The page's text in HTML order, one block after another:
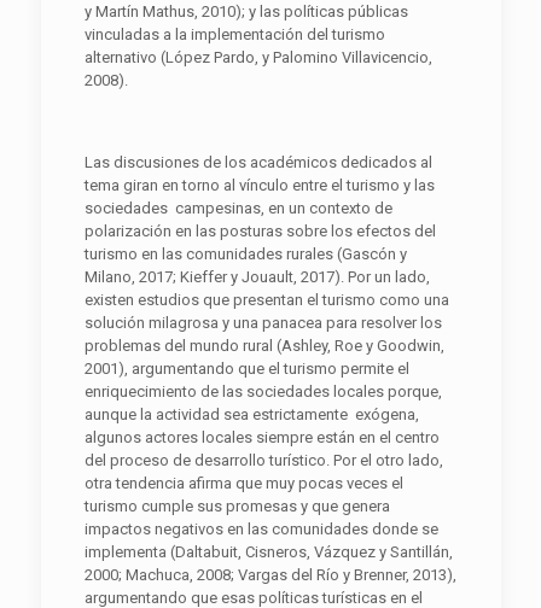
y Martín Mathus, 2010); y las políticas públicas
vinculadas a la implementación del turismo
alternativo (López Pardo, y Palomino Villavicencio,
2008).
Las discusiones de los académicos dedicados al
tema giran en torno al vínculo entre el turismo y las
sociedades campesinas, en un contexto de
polarización en las posturas sobre los efectos del
turismo en las comunidades rurales (Gascón y
Milano, 2017; Kieffer y Jouault, 2017). Por un lado,
existen estudios que presentan el turismo como una
solución milagrosa y una panacea para resolver los
problemas del mundo rural (Ashley, Roe y Goodwin,
2001), argumentando que el turismo permite el
enriquecimiento de las sociedades locales porque,
aunque la actividad sea estrictamente exógena,
algunos actores locales siempre están en el centro
del proceso de desarrollo turístico. Por el otro lado,
otra tendencia afirma que muy pocas veces el
turismo cumple sus promesas y que genera
impactos negativos en las comunidades donde se
implementa (Daltabuit, Cisneros, Vázquez y Santillán,
2000; Machuca, 2008; Vargas del Río y Brenner, 2013),
argumentando que esas políticas turísticas en el